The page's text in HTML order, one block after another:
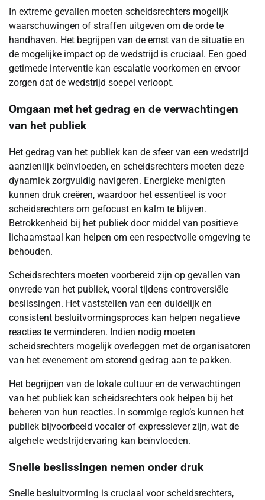
In extreme gevallen moeten scheidsrechters mogelijk
waarschuwingen of straffen uitgeven om de orde te
handhaven. Het begrijpen van de ernst van de situatie en
de mogelijke impact op de wedstrijd is cruciaal. Een goed
getimede interventie kan escalatie voorkomen en ervoor
zorgen dat de wedstrijd soepel verloopt.
Omgaan met het gedrag en de verwachtingen
van het publiek
Het gedrag van het publiek kan de sfeer van een wedstrijd
aanzienlijk beïnvloeden, en scheidsrechters moeten deze
dynamiek zorgvuldig navigeren. Energieke menigten
kunnen druk creëren, waardoor het essentieel is voor
scheidsrechters om gefocust en kalm te blijven.
Betrokkenheid bij het publiek door middel van positieve
lichaamstaal kan helpen om een respectvolle omgeving te
behouden.
Scheidsrechters moeten voorbereid zijn op gevallen van
onvrede van het publiek, vooral tijdens controversiële
beslissingen. Het vaststellen van een duidelijk en
consistent besluitvormingsproces kan helpen negatieve
reacties te verminderen. Indien nodig moeten
scheidsrechters mogelijk overleggen met de organisatoren
van het evenement om storend gedrag aan te pakken.
Het begrijpen van de lokale cultuur en de verwachtingen
van het publiek kan scheidsrechters ook helpen bij het
beheren van hun reacties. In sommige regio’s kunnen het
publiek bijvoorbeeld vocaler of expressiever zijn, wat de
algehele wedstrijdervaring kan beïnvloeden.
Snelle beslissingen nemen onder druk
Snelle besluitvorming is cruciaal voor scheidsrechters,